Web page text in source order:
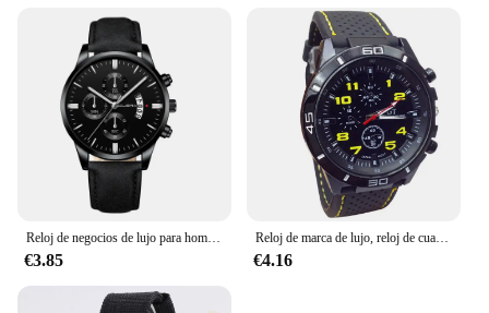
Reloj de negocios de lujo para hombre, relojes de cuarzo, minimalista, informal, correa de cuero, reloj de pulsera con calendario Digital
€3.85
Reloj de marca de lujo, reloj de cuarzo militar a la moda, reloj de pulsera deportivo para hombre, relojes de pulsera, reloj de hora para hombre, reloj Masculino 2024
€4.16